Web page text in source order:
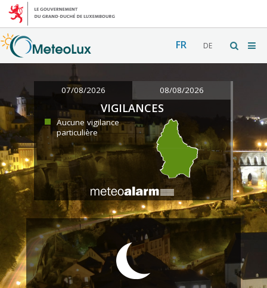
FR DE
07/08/2026 08/08/2026
VIGILANCES
Aucune vigilance
particulière